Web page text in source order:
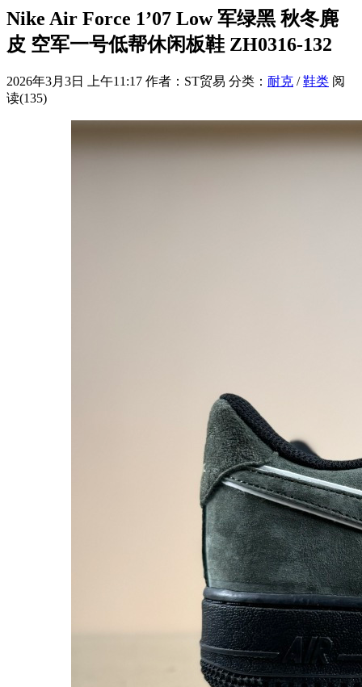
Nike Air Force 1’07 Low 军绿黑 秋冬麂
皮 空军一号低帮休闲板鞋 ZH0316-132
2026年3月3日 上午11:17 作者：ST贸易 分类： 耐克 /鞋类 阅
读(135)